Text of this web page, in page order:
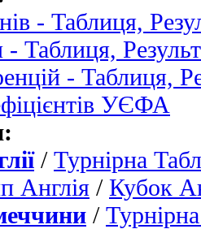
- Таблиця,
Таблиця,
- Таблиця,
УЄФА
/ Турнірна
Англія / Кубок
/